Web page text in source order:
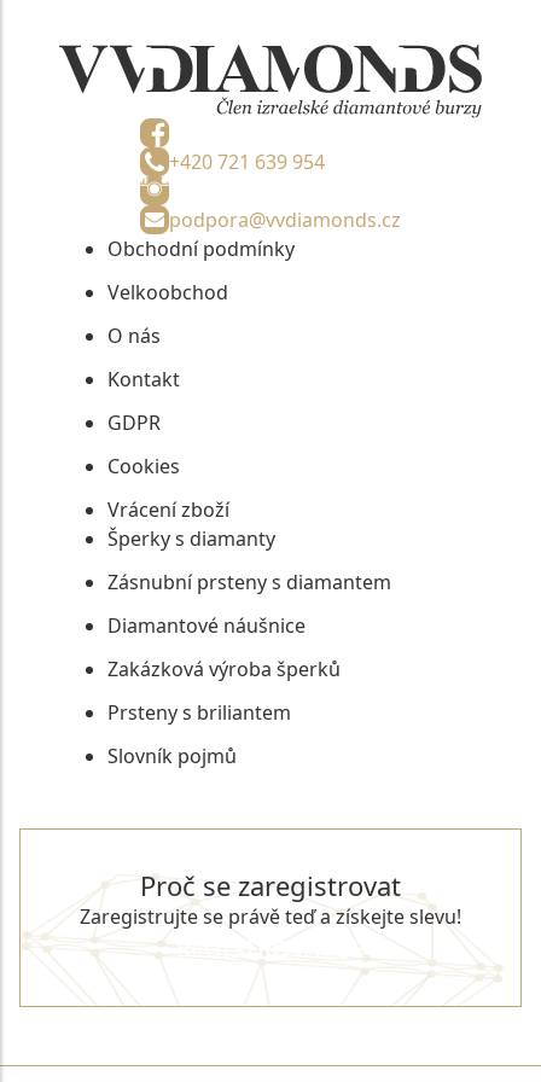
+420 721 639 954
podpora@vvdiamonds.cz
Obchodní podmínky
Velkoobchod
O nás
Kontakt
GDPR
Cookies
Vrácení zboží
Šperky s diamanty
Zásnubní prsteny s diamantem
Diamantové náušnice
Zakázková výroba šperků
Prsteny s briliantem
Slovník pojmů
Proč se zaregistrovat
Zaregistrujte se právě teď a získejte slevu!
REGISTROVAT SE